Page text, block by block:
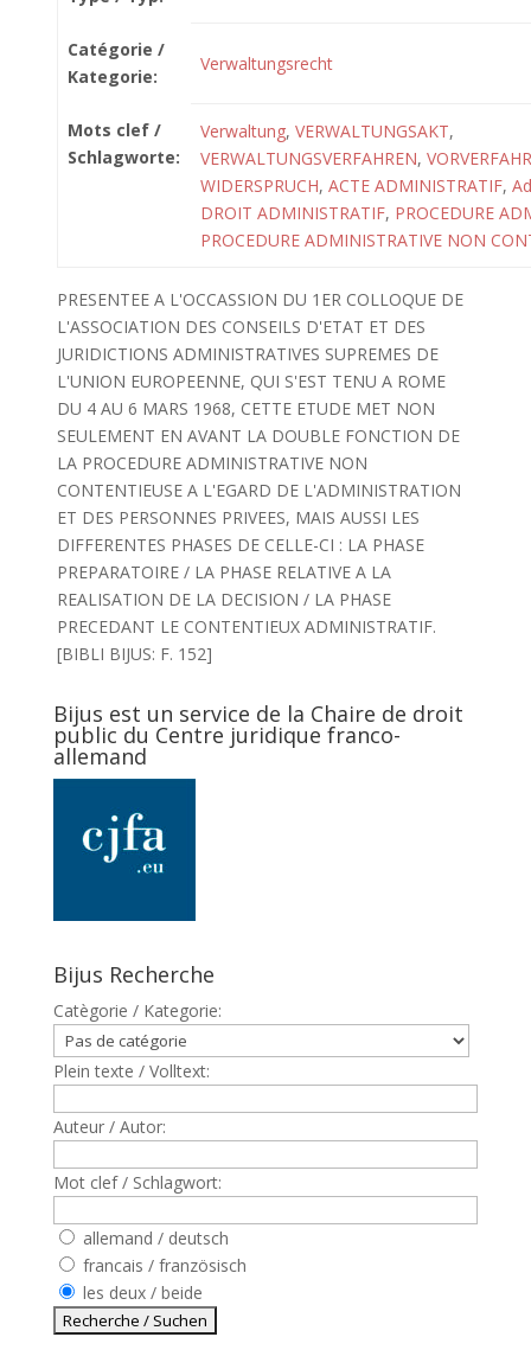
Catégorie /
Kategorie:
Verwaltungsrecht
Mots clef /
Schlagworte:
Verwaltung, VERWALTUNGSAKT,
VERWALTUNGSVERFAHREN,
WIDERSPRUCH, ACTE ADMINISTRATIF,
DROIT ADMINISTRATIF, PROCEDURE
PROCEDURE ADMINISTRATIVE NON
PRESENTEE A L'OCCASSION DU 1ER COLLOQUE DE
L'ASSOCIATION DES CONSEILS D'ETAT ET DES
JURIDICTIONS ADMINISTRATIVES SUPREMES DE
L'UNION EUROPEENNE, QUI S'EST TENU A ROME
DU 4 AU 6 MARS 1968, CETTE ETUDE MET NON
SEULEMENT EN AVANT LA DOUBLE FONCTION DE
LA PROCEDURE ADMINISTRATIVE NON
CONTENTIEUSE A L'EGARD DE L'ADMINISTRATION
ET DES PERSONNES PRIVEES, MAIS AUSSI LES
DIFFERENTES PHASES DE CELLE-CI : LA PHASE
PREPARATOIRE / LA PHASE RELATIVE A LA
REALISATION DE LA DECISION / LA PHASE
PRECEDANT LE CONTENTIEUX ADMINISTRATIF.
[BIBLI BIJUS: F. 152]
Bijus est un service de la Chaire de droit
public du Centre juridique franco-
allemand
Bijus Recherche
Catègorie / Kategorie:
Plein texte / Volltext:
Auteur / Autor:
Mot clef / Schlagwort:
allemand / deutsch
francais / französisch
les deux / beide